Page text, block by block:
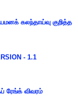
கலந்தாய்வு குறித்த
- 1.1
ரேங்க் விவரம்